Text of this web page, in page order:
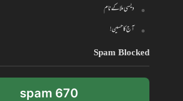
دیسی ملا کے نام
آج کا حسین!
Spam Blocked
670 spam